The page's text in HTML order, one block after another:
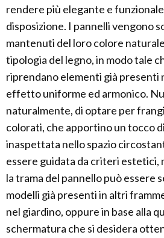
rendere più elegante e funzionale
disposizione. I pannelli vengono
mantenuti del loro colore
tipologia del legno, in modo tale
riprendano elementi già presenti
effetto uniforme ed armonico.
naturalmente, di optare per
colorati, che apportino un tocco
inaspettata nello spazio
essere guidata da criteri estetici,
la trama del pannello può essere
modelli già presenti in altri
nel giardino, oppure in base alla
schermatura che si desidera